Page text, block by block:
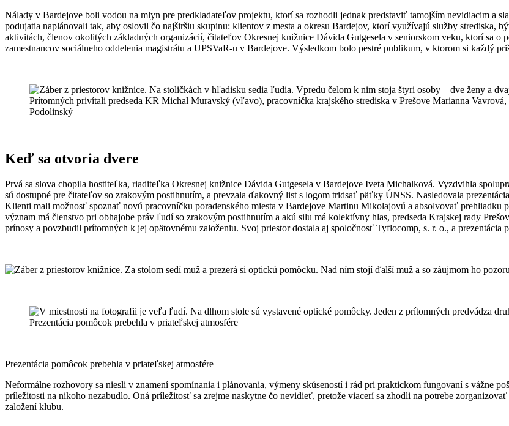
Nálady v Bardejove boli vodou na mlyn pre predkladateľov projektu, ktorí sa rozhodli jednak predstaviť tamojším nevidiacim a
podujatia naplánovali tak, aby oslovil čo najširšiu skupinu: klientov z mesta a okresu Bardejov, ktorí využívajú služby strediska,
aktivitách, členov okolitých základných organizácií, čitateľov Okresnej knižnice Dávida Gutgesela v seniorskom veku, ktorí sa
zamestnancov sociálneho oddelenia magistrátu a UPSVaR-u v Bardejove. Výsledkom bolo pestré publikum, v ktorom si každý
Prítomných privítali predseda KR Michal Muravský (vľavo), pracovníčka krajského strediska v Prešove Marianna
Podolinský
Keď sa otvoria dvere
Prvá sa slova chopila hostiteľka, riaditeľka Okresnej knižnice Dávida Gutgesela v Bardejove Iveta Michalková. Vyzdvihla
sú dostupné pre čitateľov so zrakovým postihnutím, a prevzala ďakovný list s logom tridsať päťky ÚNSS. Nasledovala
Klienti mali možnosť spoznať novú pracovníčku poradenského miesta v Bardejove Martinu Mikolajovú a absolvovať prehliadku
význam má členstvo pri obhajobe práv ľudí so zrakovým postihnutím a akú silu má kolektívny hlas, predseda Krajskej rady
prínosy a povzbudil prítomných k jej opätovnému založeniu. Svoj priestor dostala aj spoločnosť Tyflocomp, s. r. o., a prezentácia
Prezentácia pomôcok prebehla v priateľskej atmosfére
Prezentácia pomôcok prebehla v priateľskej atmosfére
Neformálne rozhovory sa niesli v znamení spomínania i plánovania, výmeny skúseností i rád pri praktickom fungovaní s vážne
príležitosti na nikoho nezabudlo. Oná príležitosť sa zrejme naskytne čo nevidieť, pretože viacerí sa zhodli na potrebe
založení klubu.